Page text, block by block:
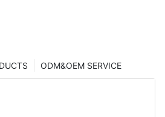
ODM&OEM SERVICE